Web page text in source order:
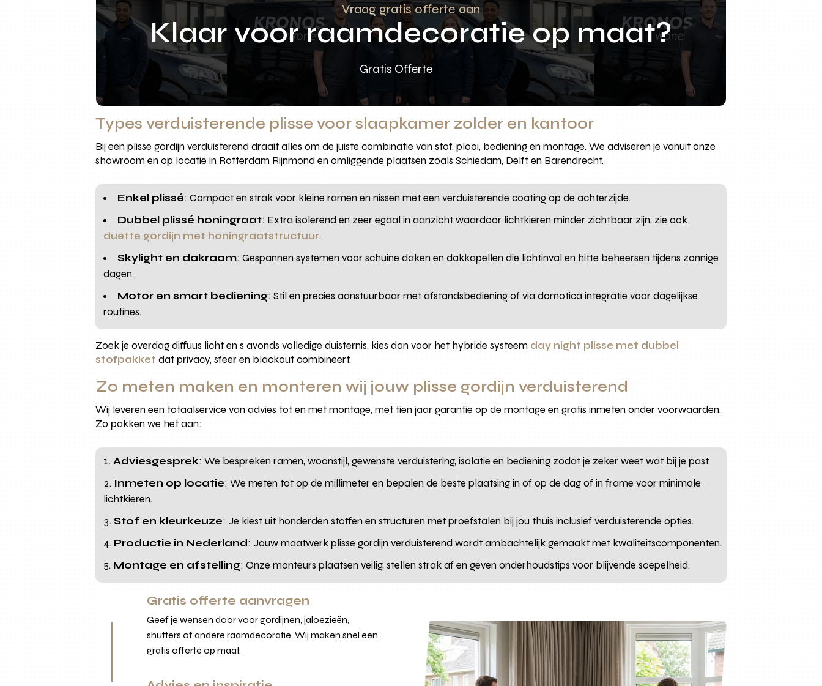
Vraag gratis offerte aan
Klaar voor raamdecoratie op maat?
Gratis Offerte
Types verduisterende plisse voor slaapkamer zolder en kantoor
Bij een plisse gordijn verduisterend draait alles om de juiste combinatie van stof, plooi, bediening en montage. We adviseren je vanuit onze
showroom en op locatie in Rotterdam Rijnmond en omliggende plaatsen zoals Schiedam, Delft en Barendrecht.
Enkel plissé: Compact en strak voor kleine ramen en nissen met een verduisterende coating op de achterzijde.
Dubbel plissé honingraat: Extra isolerend en zeer egaal in aanzicht waardoor lichtkieren minder zichtbaar zijn, zie ook
duette gordijn met honingraatstructuur.
Skylight en dakraam: Gespannen systemen voor schuine daken en dakkapellen die lichtinval en hitte beheersen tijdens zonnige
dagen.
Motor en smart bediening: Stil en precies aanstuurbaar met afstandsbediening of via domotica integratie voor dagelijkse
routines.
Zoek je overdag diffuus licht en s avonds volledige duisternis, kies dan voor het hybride systeem day night plisse met dubbel
stofpakket dat privacy, sfeer en blackout combineert.
Zo meten maken en monteren wij jouw plisse gordijn verduisterend
Wij leveren een totaalservice van advies tot en met montage, met tien jaar garantie op de montage en gratis inmeten onder voorwaarden.
Zo pakken we het aan:
Adviesgesprek: We bespreken ramen, woonstijl, gewenste verduistering, isolatie en bediening zodat je zeker weet wat bij je past.
Inmeten op locatie: We meten tot op de millimeter en bepalen de beste plaatsing in of op de dag of in frame voor minimale
lichtkieren.
Stof en kleurkeuze: Je kiest uit honderden stoffen en structuren met proefstalen bij jou thuis inclusief verduisterende opties.
Productie in Nederland: Jouw maatwerk plisse gordijn verduisterend wordt ambachtelijk gemaakt met kwaliteitscomponenten.
Montage en afstelling: Onze monteurs plaatsen veilig, stellen strak af en geven onderhoudstips voor blijvende soepelheid.
Gratis offerte aanvragen
Geef je wensen door voor gordijnen, jaloezieën,
shutters of andere raamdecoratie. Wij maken snel een
gratis offerte op maat.